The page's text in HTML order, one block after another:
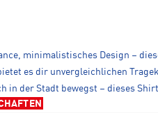
minimalistisches Design –
es dir unvergleichlichen
in der Stadt bewegst – dieses